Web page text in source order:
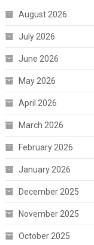
August 2026
July 2026
June 2026
May 2026
April 2026
March 2026
February 2026
January 2026
December 2025
November 2025
October 2025